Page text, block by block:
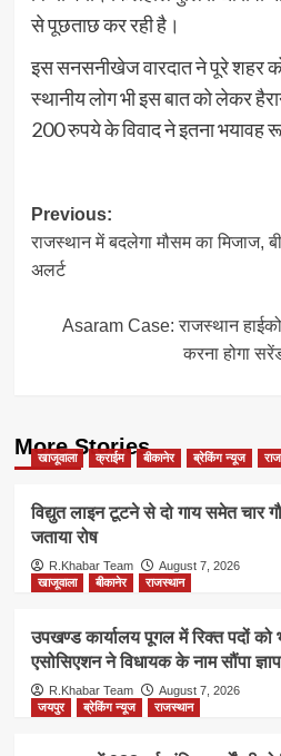
से पूछताछ कर रही है।
इस सनसनीखेज वारदात ने पूरे शहर
स्थानीय लोग भी इस बात को लेकर
200 रुपये के विवाद ने इतना भयावह
Post
navigation
Previous:
राजस्थान में बदलेगा मौसम का मिजाज,
अलर्ट
Asaram Case: राजस्थान
करना होगा
More Stories
खाजूवाला क्राईम बीकानेर ब्रेकिंग न्यूज
विद्युत लाइन टूटने से दो गाय समेत चार
जताया रोष
R.Khabar Team
August 7, 2026
खाजूवाला
बीकानेर राजस्थान
उपखण्ड कार्यालय पूगल में रिक्त पदों को
एसोसिएशन ने विधायक के नाम सौंपा
R.Khabar Team
August 7, 2026
जयपुर
ब्रेकिंग न्यूज राजस्थान